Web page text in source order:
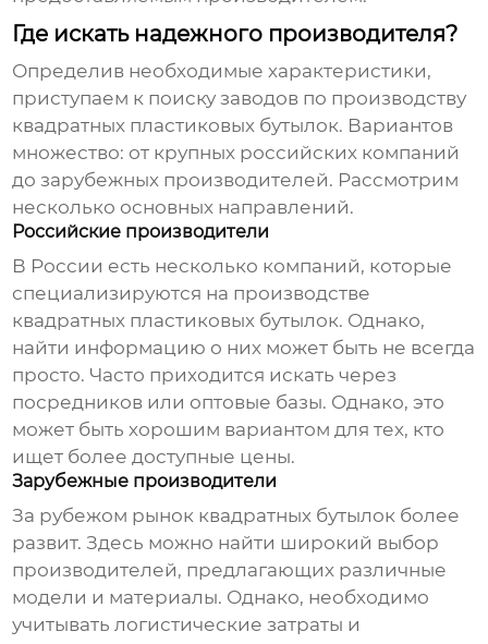
Где искать надежного производителя?
Определив необходимые характеристики,
приступаем к поискузаводов по производству
квадратных пластиковых бутылок. Вариантов
множество: от крупных российских компаний
до зарубежных производителей. Рассмотрим
несколько основных направлений.
Российские производители
В России есть несколько компаний, которые
специализируются на производстве
квадратных пластиковых бутылок. Однако,
найти информацию о них может быть не всегда
просто. Часто приходится искать через
посредников или оптовые базы. Однако, это
может быть хорошим вариантом для тех, кто
ищет более доступные цены.
Зарубежные производители
За рубежом рынок квадратных бутылок более
развит. Здесь можно найти широкий выбор
производителей, предлагающих различные
модели и материалы. Однако, необходимо
учитывать логистические затраты и